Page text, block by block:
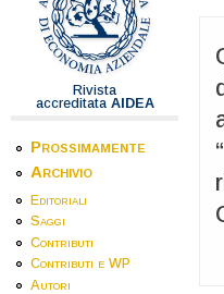
Rivista
accreditata AIDEA
Prossimamente
Archivio
Editoriali
Saggi
Contributi
Contributi e WP
Autori